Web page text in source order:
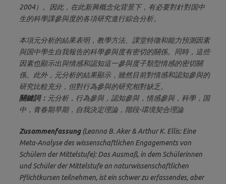
2004）。因此，在此新興概念化背景下，有必要對針對国中
生的科學課參與度的各項研究進行綜合分析。
本項元分析的結果表明，教學方法、課堂特徵和能力預測因素
與国中學生自我報告的科學參與度有密切的關係。同時，這些
因素也顯示出與情感和認知這一參與度子類型情感的密切關
係。此外，元分析的結果顯示，雖然目前對情感和認知參與的
研究比較充分，但對行為參與的研究相對缺乏。
關鍵詞： 元分析，行為參與，認知參與，情感參與，科學，国
中，青春期早期，自我決定理論，階段-環境契合理論
Zusammenfassung(Leanna B. Aker & Arthur K. Ellis: Eine
Meta-Analyse des wissenschaftlichen Engagements von
Schülern der Mittelstufe): Das Ausmaß, in dem Schülerinnen
und Schüler der Mittelstufe an naturwissenschaftlichen
Pflichtkursen teilnehmen, ist ein schwer zu erfassendes, aber